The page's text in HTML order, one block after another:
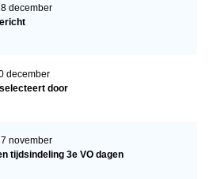
december
december
door
november
tijdsindeling 3e VO dagen